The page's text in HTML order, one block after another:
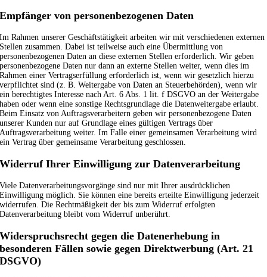
Empfänger von personenbezogenen Daten
Im Rahmen unserer Geschäftstätigkeit arbeiten wir mit verschiedenen externen
Stellen zusammen. Dabei ist teilweise auch eine Übermittlung von
personenbezogenen Daten an diese externen Stellen erforderlich. Wir geben
personenbezogene Daten nur dann an externe Stellen weiter, wenn dies im
Rahmen einer Vertragserfüllung erforderlich ist, wenn wir gesetzlich hierzu
verpflichtet sind (z. B. Weitergabe von Daten an Steuerbehörden), wenn wir
ein berechtigtes Interesse nach Art. 6 Abs. 1 lit. f DSGVO an der Weitergabe
haben oder wenn eine sonstige Rechtsgrundlage die Datenweitergabe erlaubt.
Beim Einsatz von Auftragsverarbeitern geben wir personenbezogene Daten
unserer Kunden nur auf Grundlage eines gültigen Vertrags über
Auftragsverarbeitung weiter. Im Falle einer gemeinsamen Verarbeitung wird
ein Vertrag über gemeinsame Verarbeitung geschlossen.
Widerruf Ihrer Einwilligung zur Datenverarbeitung
Viele Datenverarbeitungsvorgänge sind nur mit Ihrer ausdrücklichen
Einwilligung möglich. Sie können eine bereits erteilte Einwilligung jederzeit
widerrufen. Die Rechtmäßigkeit der bis zum Widerruf erfolgten
Datenverarbeitung bleibt vom Widerruf unberührt.
Widerspruchsrecht gegen die Datenerhebung in
besonderen Fällen sowie gegen Direktwerbung (Art. 21
DSGVO)